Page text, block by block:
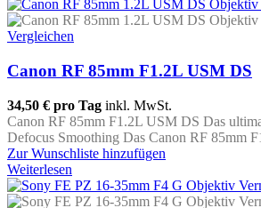
Vergleichen
Canon RF 85mm F1.2L USM DS
34,50 € pro Tag inkl. MwSt.
Canon RF 85mm F1.2L USM DS Das
Defocus Smoothing Das Canon RF 85mm
Zur Wunschliste hinzufügen
Weiterlesen